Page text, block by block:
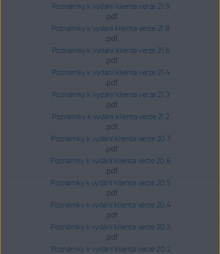
Poznámky k vydání klienta verze 21.9
.pdf
Poznámky k vydání klienta verze 21.8
.pdf
Poznámky k vydání klienta verze 21.6
.pdf
Poznámky k vydání klienta verze 21.4
.pdf
Poznámky k vydání klienta verze 21.3
.pdf
Poznámky k vydání klienta verze 21.2
.pdf
Poznámky k vydání klienta verze 20.7
.pdf
Poznámky k vydání klienta verze 20.6
.pdf
Poznámky k vydání klienta verze 20.5
.pdf
Poznámky k vydání klienta verze 20.4
.pdf
Poznámky k vydání klienta verze 20.3
.pdf
Poznámky k vydání klienta verze 20.2